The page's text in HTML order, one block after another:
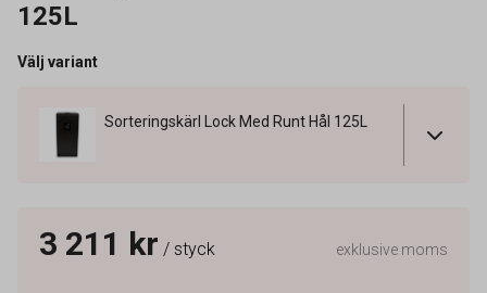
125L
Välj variant
Sorteringskärl Lock Med Runt Hål 125L
3 211 kr / styck exklusive moms